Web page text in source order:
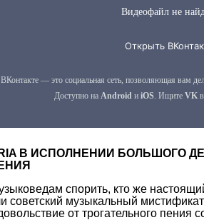
В ИСПОЛНЕНИИ БОЛЬШОГО
спорить, кто же
советский музыкальный
от трогательного пения